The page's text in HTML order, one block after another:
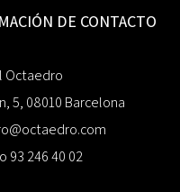
DE CONTACTO
Octaedro
5, 08010 Barcelona
93 246 40 02